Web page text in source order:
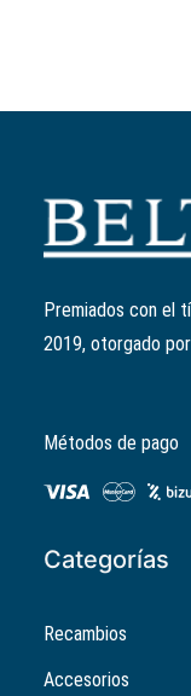
Kit 6
Premiados con el
2019, otorgado
Métodos de pago
Categorías
Recambios
Accesorios